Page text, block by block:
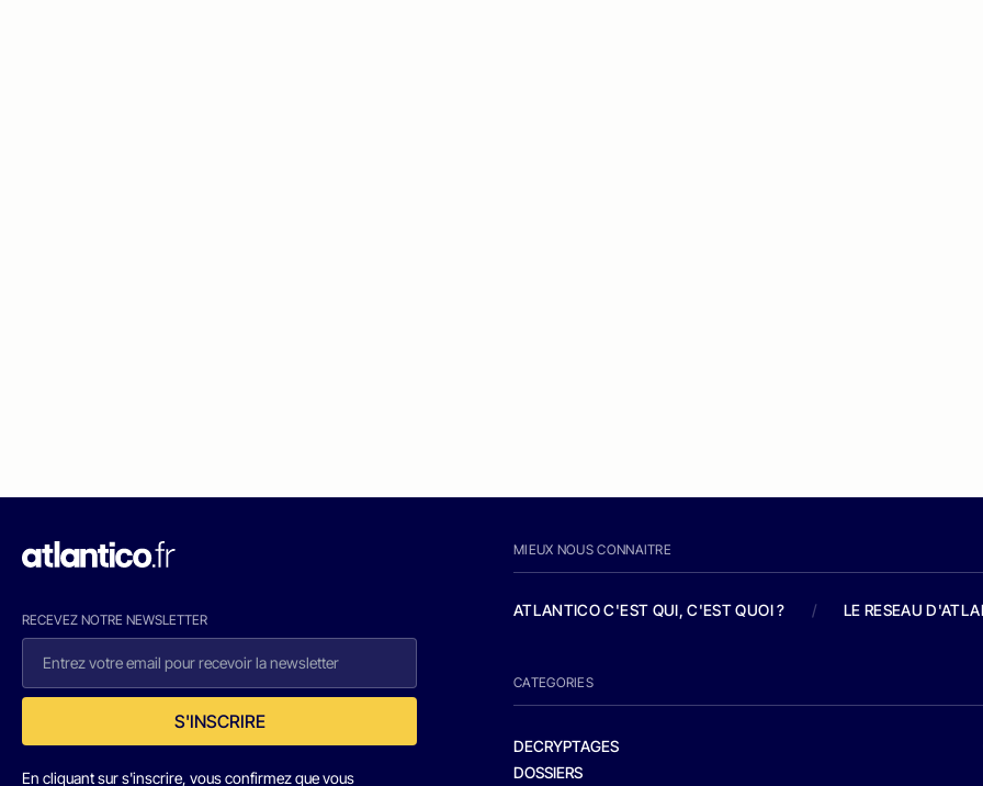
RECEVEZ NOTRE NEWSLETTER
S'INSCRIRE
En cliquant sur s'inscrire, vous confirmez que vous
MIEUX NOUS CONNAITRE
ATLANTICO C'EST QUI, C'EST QUOI ? / LE RESEAU
CATEGORIES
DECRYPTAGES
DOSSIERS